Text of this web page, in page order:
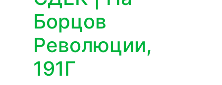
Борцов
Революции,
191Г